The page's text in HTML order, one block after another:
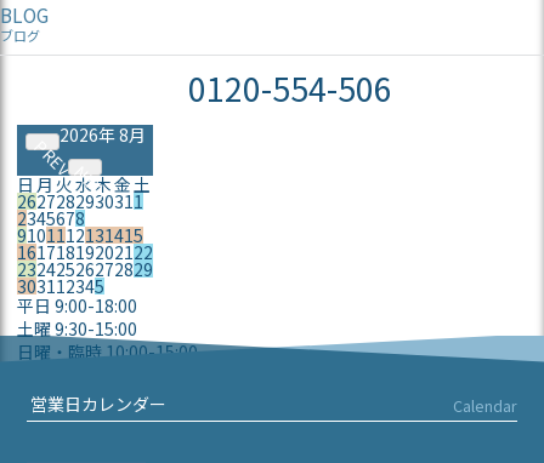
BLOG
ブログ
0120-554-506
PREV
2026年 8月
NEXT
日 月 火水木金土
2627282930311
2345678
9101112131415
16171819202122
23242526272829
303112345
平日 9:00-18:00
土曜 9:30-15:00
日曜・臨時 10:00-15:00
営業日カレンダー
Calendar